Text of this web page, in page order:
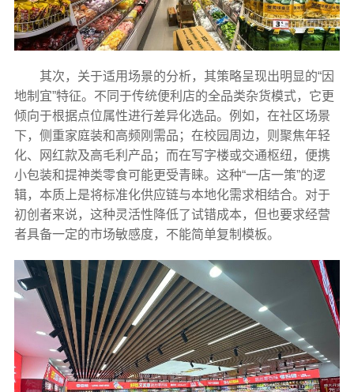
其次，关于适用场景的分析，其策略呈现出明显的“因
地制宜”特征。不同于传统便利店的全品类杂货模式，它更
倾向于根据点位属性进行差异化选品。例如，在社区场景
下，侧重家庭装和高频刚需品；在校园周边，则聚焦年轻
化、网红款及高毛利产品；而在写字楼或交通枢纽，便携
小包装和提神类零食可能更受青睐。这种“一店一策”的逻
辑，本质上是将标准化供应链与本地化需求相结合。对于
初创者来说，这种灵活性降低了试错成本，但也要求经营
者具备一定的市场敏感度，不能简单复制模板。